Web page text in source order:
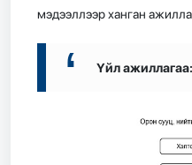
мэдээллээр ханган
Үйл ажиллагаа: